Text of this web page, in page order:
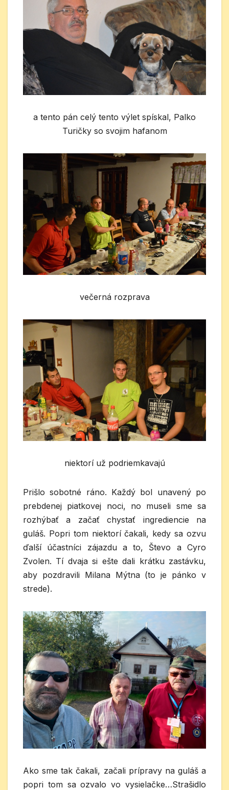
a tento pán celý tento výlet spískal, Palko
Turičky so svojim hafanom
večerná rozprava
niektorí už podriemkavajú
Prišlo sobotné ráno. Každý bol unavený po
prebdenej piatkovej noci, no museli sme sa
rozhýbať a začať chystať ingrediencie na
guláš. Popri tom niektorí čakali, kedy sa ozvu
ďalší účastníci zájazdu a to, Števo a Cyro
Zvolen. Tí dvaja si ešte dali krátku zastávku,
aby pozdravili Milana Mýtna (to je pánko v
strede).
Ako sme tak čakali, začali prípravy na guláš a
popri tom sa ozvalo vo vysielačke…Strašidlo